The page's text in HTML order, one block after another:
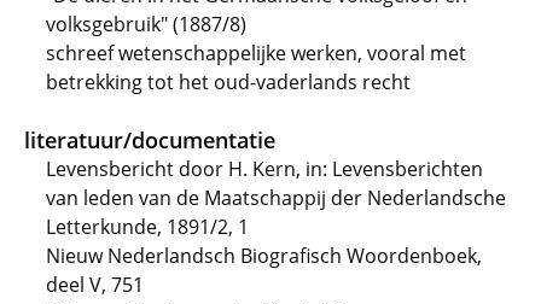
volksgebruik" (1887/8)
schreef wetenschappelijke werken, vooral met
betrekking tot het oud-vaderlands recht
literatuur/documentatie
Levensbericht door H. Kern, in: Levensberichten
van leden van de Maatschappij der Nederlandsche
Letterkunde, 1891/2, 1
Nieuw Nederlandsch Biografisch Woordenboek,
deel V, 751